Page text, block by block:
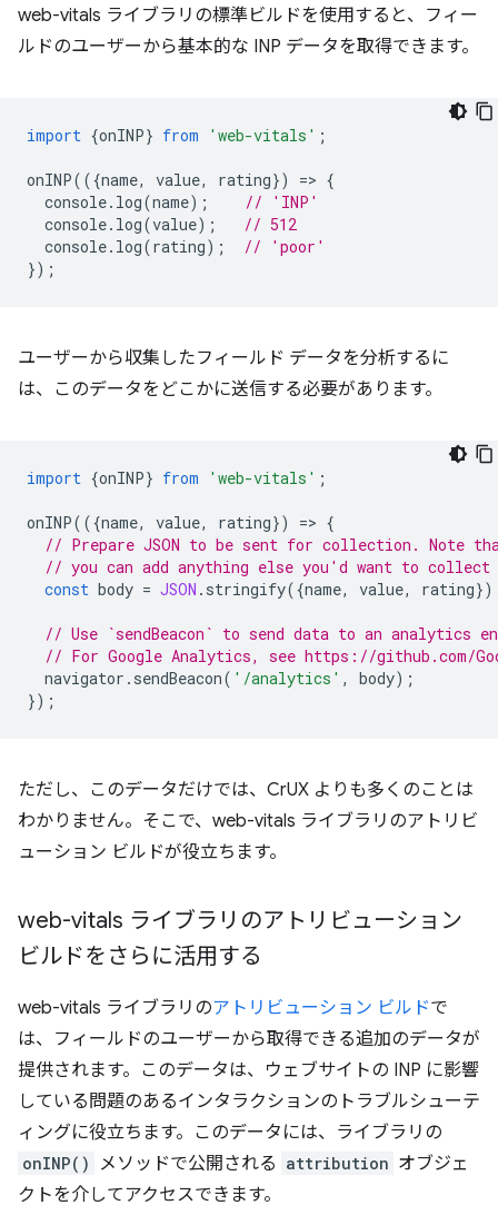
web-vitals ライブラリの標準ビルドを使用すると、フィー
ルドのユーザーから基本的な INP データを取得できます。
import {onINP} from 'web-vitals' ;
onINP(({name, value, rating}) => {
console. log(name);
// 'INP'
console. log(value);
// 512
console. log(rating);
// 'poor'
});
ユーザーから収集したフィールド データを分析するに
は、このデータをどこかに送信する必要があります。
import {onINP} from 'web-vitals' ;
onINP(({name, value, rating}) => {
// Prepare JSON to be sent for collection. Note
// you can add anything else you'd want to collect
const body = JSON . stringify({name, value, rating
// Use `sendBeacon` to send data to an analytics
// For Google Analytics, see https://github.com/
navigator . sendBeacon( '/analytics' , body);
});
ただし、このデータだけでは、CrUX よりも多くのことは
わかりません。そこで、web-vitals ライブラリのアトリビ
ューション ビルドが役立ちます。
web-vitals ライブラリのアトリビューション
ビルドをさらに活用する
web-vitals ライブラリのアトリビューション ビルドで
は、フィールドのユーザーから取得できる追加のデータが
提供されます。このデータは、ウェブサイトの INP に影響
している問題のあるインタラクションのトラブルシューテ
ィングに役立ちます。このデータには、ライブラリの
onINP() メソッドで公開される attribution オブジェ
クトを介してアクセスできます。